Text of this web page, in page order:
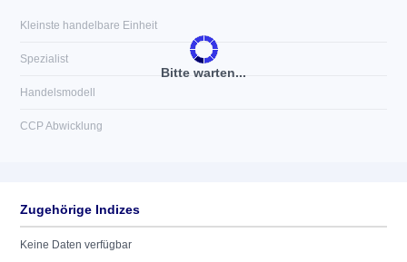
Bitte warten...
Kleinste handelbare Einheit
Spezialist
Handelsmodell
CCP Abwicklung
Zugehörige Indizes
Keine Daten verfügbar